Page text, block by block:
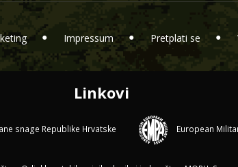
Impressum Pretplati se
Linkovi
snage Republike Hrvatske European